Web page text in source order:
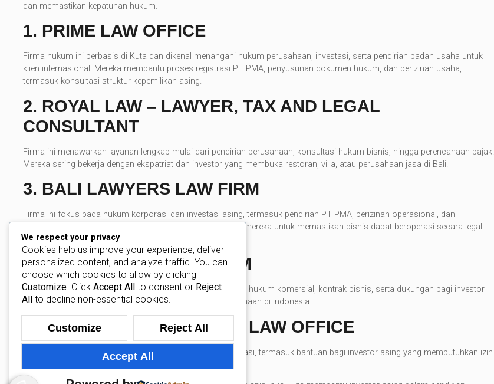
dan memastikan kepatuhan hukum.
1. PRIME LAW OFFICE
Firma hukum ini berbasis di Kuta dan dikenal menangani hukum perusahaan, investasi, serta pendirian badan usaha untuk
klien internasional. Mereka membantu proses registrasi PT PMA, penyusunan dokumen hukum, dan perizinan usaha,
termasuk konsultasi struktur kepemilikan asing.
2. ROYAL LAW – LAWYER, TAX AND LEGAL
CONSULTANT
Firma ini menawarkan layanan lengkap mulai dari pendirian perusahaan, konsultasi hukum bisnis, hingga perencanaan pajak.
Mereka sering bekerja dengan ekspatriat dan investor yang membuka restoran, villa, atau perusahaan jasa di Bali.
3. BALI LAWYERS LAW FIRM
Firma ini fokus pada hukum korporasi dan investasi asing, termasuk pendirian PT PMA, perizinan operasional, dan
perlindungan aset. Banyak investor menggunakan layanan mereka untuk memastikan bisnis dapat beroperasi secara legal
sejak awal.
4.LEGAL NEXUS LAW FIRM
Berbasis di kawasan Legian, firma ini menyediakan layanan hukum komersial, kontrak bisnis, serta dukungan bagi investor
asing yang ingin mendirikan atau mengembangkan perusahaan di Indonesia.
MAHA DEWANGGA BALI LAW OFFICE
Firma ini menawarkan layanan hukum korporasi dan imigrasi, termasuk bantuan bagi investor asing yang membutuhkan izin
tinggal (KITAS) sekaligus mendirikan perusahaan di Bali.
We respect your privacy
Cookies help us improve your experience, deliver
personalized content, and analyze traffic. You can
choose which cookies to allow by clicking
Customize . Click Accept All to consent or Reject
All to decline non-essential cookies.
Customize Reject All
Accept All